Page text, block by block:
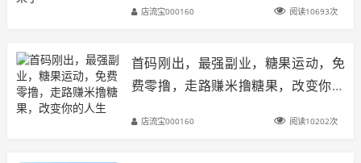
店流宝000160 阅读10693次
首码刚出，最强副业，糖果运动，免
费零撸，走路赚米撸糖果，改变你的
店流宝000160 阅读10202次